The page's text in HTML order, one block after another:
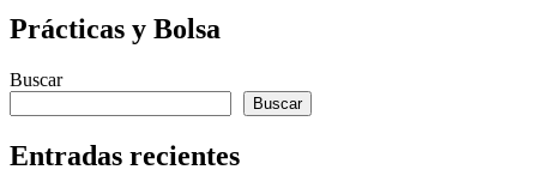
Prácticas y Bolsa
Buscar
Buscar
Entradas recientes